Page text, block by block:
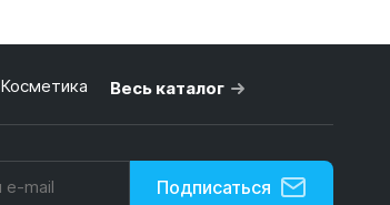
Косметика Весь каталог
Подписаться